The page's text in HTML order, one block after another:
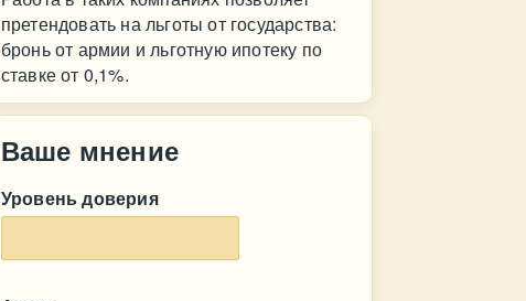
претендовать на льготы от государства:
бронь от армии и льготную ипотеку по
ставке от 0,1%.
Ваше мнение
Уровень доверия